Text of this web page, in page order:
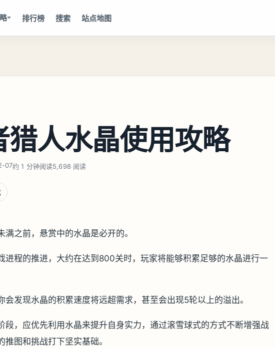
排行榜 搜索 站点地图
猎人水晶使用攻略
07约 1 分钟阅读5,698 阅读
满之前，悬赏中的水晶是必开的。
进程的推进，大约在达到800关时，玩家将能够积累足够的水晶进行一
会发现水晶的积累速度将远超需求，甚至会出现5轮以上的溢出。
段，应优先利用水晶来提升自身实力，通过滚雪球式的方式不断增强战
推图和挑战打下坚实基础。